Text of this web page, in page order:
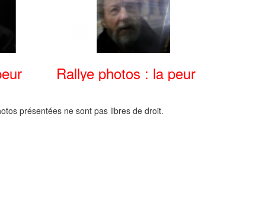
Rallye photos : la peur
présentées ne sont pas libres de droit.